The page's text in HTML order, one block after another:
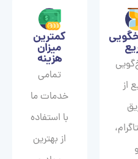
از
و
کمترین
میزان
هزینه
تمامی
خدمات ما
با استفاده
از بهترین